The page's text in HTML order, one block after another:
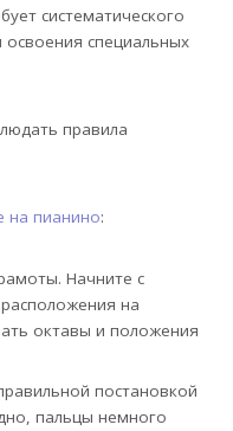
систематического
специальных
правила
на пианино:
Начните с
на
октавы и положения
постановкой
пальцы немного